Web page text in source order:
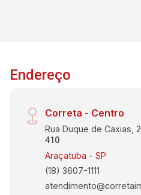
Endereço
Correta - Centro
Rua Duque de Caxias,
410
Araçatuba - SP
(18) 3607-1111